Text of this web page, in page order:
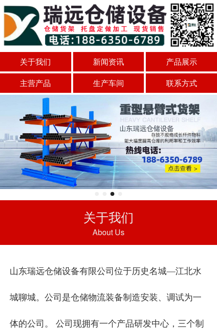
关于我们 新闻资讯
产品展示
主营产品
生产车间 联系方式
关于我们
About Us
山东瑞远仓储设备有限公司位于历史名城—江北水
城聊城。公司是仓储物流装备制造安装、调试为一
体的公司。 公司现拥有一个产品研发中心，三个制